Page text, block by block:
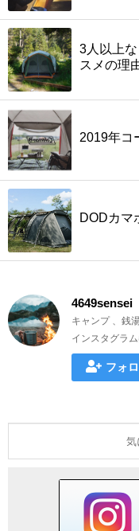
3人以上
スメの理
2019年コ
DODカマ
4649sensei
キャンプ 、銭
インスタグラ
フォ